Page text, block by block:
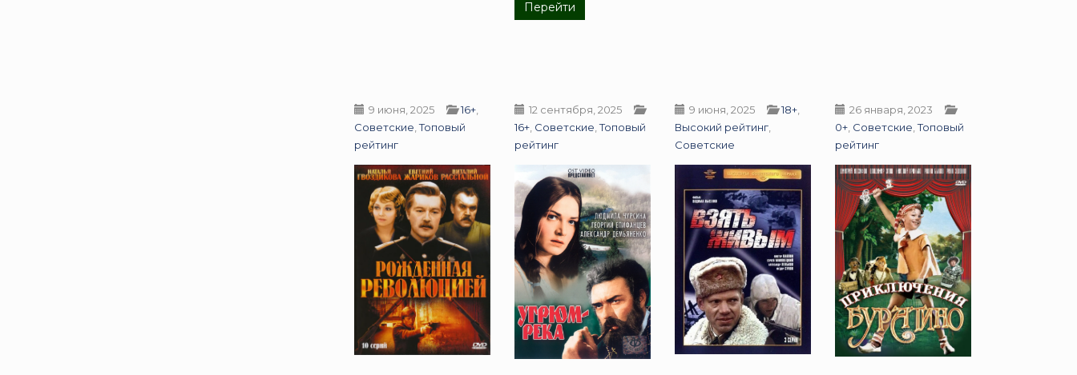
Перейти
9 июня, 2025 16+,
Советские,Топовый
рейтинг
12 сентября, 2025
16+, Советские,Топовый
рейтинг
9 июня, 2025 18+,
Высокий рейтинг,
Советские
26 января, 2023
0+, Советские,Топовый
рейтинг